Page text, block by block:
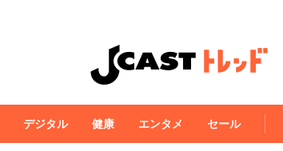
デジタル 健康 エンタメ セール